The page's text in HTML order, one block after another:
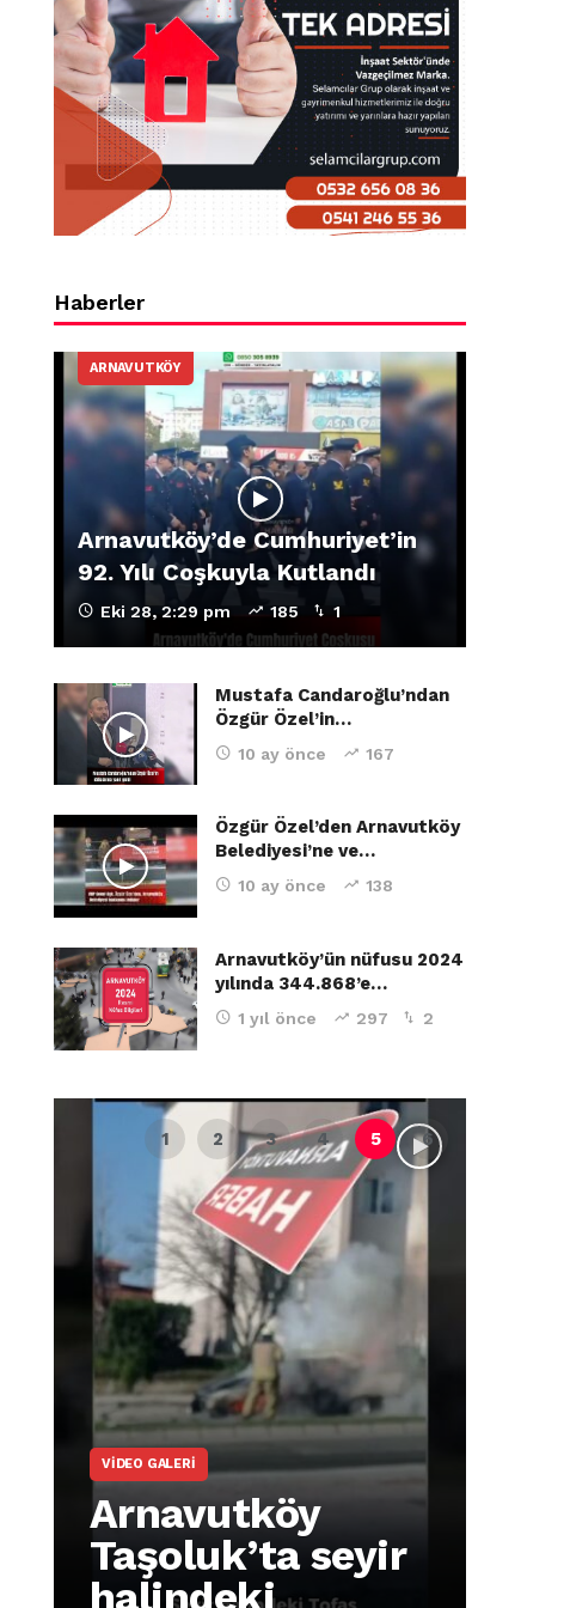
Haberler
ARNAVUTKÖY
Arnavutköy’de Cumhuriyet’in
92. Yılı Coşkuyla Kutlandı
Eki 28, 2:29 pm 185 1
Mustafa Candaroğlu’ndan
Özgür Özel’in…
10 ay önce 167
Özgür Özel’den Arnavutköy
Belediyesi’ne ve…
10 ay önce 138
Arnavutköy’ün nüfusu 2024
yılında 344.868’e…
1 yıl önce 297 2
VIDEO GALERI
Arnavutköy
Taşoluk’ta seyir
halindeki